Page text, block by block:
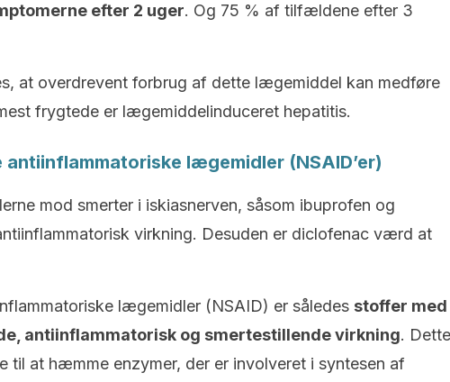
efter 2 uger. Og 75 % af tilfældene efter 3
at overdrevent forbrug af dette lægemiddel kan medføre
frygtede er lægemiddelinduceret hepatitis.
lægemidler (NSAID’er)
mod smerter i iskiasnerven, såsom ibuprofen og
virkning. Desuden er diclofenac værd at
lægemidler (NSAID) er således stoffer med
antiinflammatorisk og smertestillende virkning. Dette
til at hæmme enzymer, der er involveret i syntesen af